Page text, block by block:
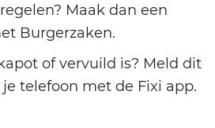
Maak dan een
Burgerzaken.
of vervuild is? Meld dit
telefoon met de Fixi app.